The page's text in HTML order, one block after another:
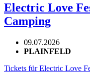
Electric Love
Camping
09.07.2026
PLAINFELD
Tickets für Electric Love